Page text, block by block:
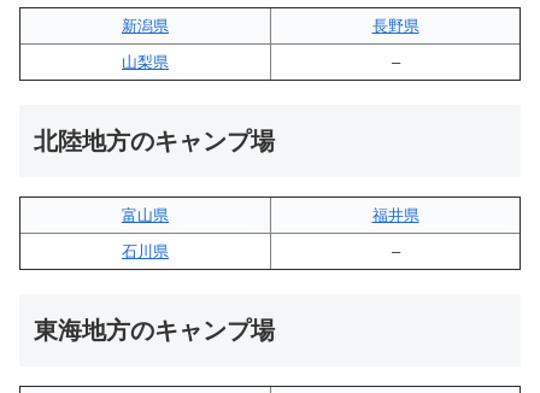
新潟県
長野県
山梨県
–
北陸地方のキャンプ場
富山県
福井県
石川県
–
東海地方のキャンプ場